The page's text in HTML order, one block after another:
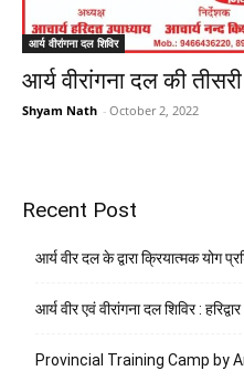
आर्य वीरांगना दल शिविर
आर्य वीरांगना दल की
Shyam Nath - October 2, 2022
Recent Post
आर्य वीर दल के द्वारा क्रियात्मक योग
आर्य वीर एवं वीरांगना दल शिविर : हरिद्वार
Provincial Training Camp by